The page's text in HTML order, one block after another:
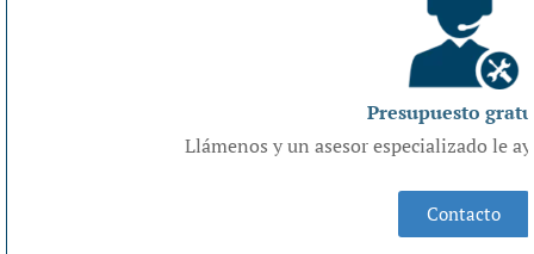
Presupuesto
Llámenos y un asesor especializado le
Contacto